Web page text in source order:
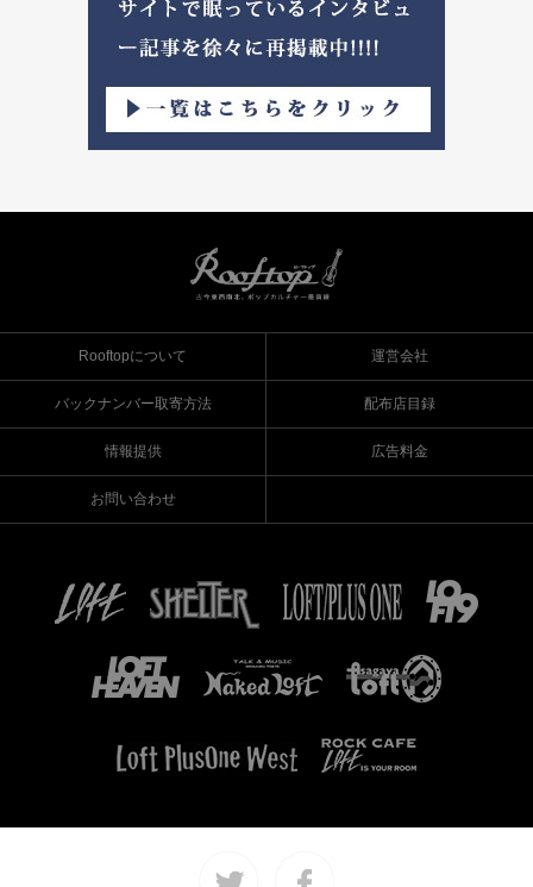
Rooftopについて 運営会社
バックナンバー取寄方法 配布店目録
情報提供 広告料金
お問い合わせ